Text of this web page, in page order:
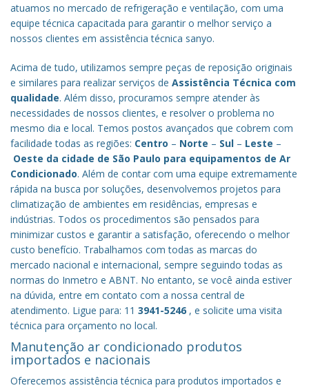
atuamos no mercado de refrigeração e ventilação, com uma
equipe técnica capacitada para garantir o melhor serviço a
nossos clientes em assistência técnica sanyo.
Acima de tudo, utilizamos sempre peças de reposição originais
e similares para realizar serviços de Assistência Técnica com
qualidade. Além disso, procuramos sempre atender às
necessidades de nossos clientes, e resolver o problema no
mesmo dia e local. Temos postos avançados que cobrem com
facilidade todas as regiões: Centro – Norte – Sul – Leste –
Oeste da cidade de São Paulo para equipamentos de Ar
Condicionado. Além de contar com uma equipe extremamente
rápida na busca por soluções, desenvolvemos projetos para
climatização de ambientes em residências, empresas e
indústrias. Todos os procedimentos são pensados para
minimizar custos e garantir a satisfação, oferecendo o melhor
custo benefício. Trabalhamos com todas as marcas do
mercado nacional e internacional, sempre seguindo todas as
normas do Inmetro e ABNT. No entanto, se você ainda estiver
na dúvida, entre em contato com a nossa central de
atendimento. Ligue para: 11 3941-5246 , e solicite uma visita
técnica para orçamento no local.
Manutenção ar condicionado produtos
importados e nacionais
Oferecemos assistência técnica para produtos importados e